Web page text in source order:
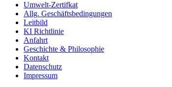
Umwelt-Zertifkat
Allg. Geschäftsbedingungen
Leitbild
KI Richtlinie
Anfahrt
Geschichte & Philosophie
Kontakt
Datenschutz
Impressum